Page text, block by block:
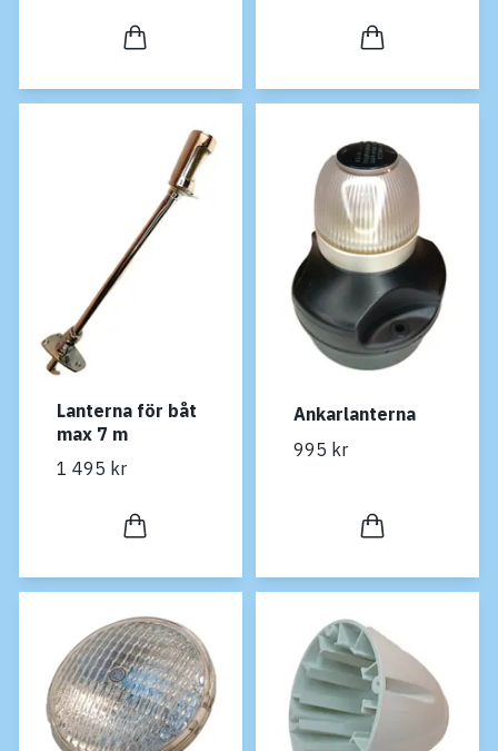
Lanterna för båt
max 7 m
1 495 kr
Ankarlanterna
995 kr